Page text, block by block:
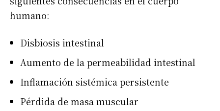
humano:
Disbiosis intestinal
Aumento de la permeabilidad intestinal
Inflamación sistémica persistente
Pérdida de masa muscular